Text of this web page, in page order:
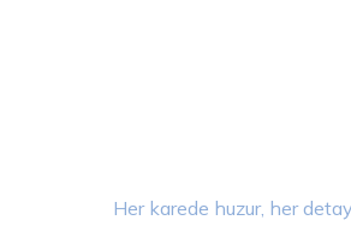
Her karede huzur, her